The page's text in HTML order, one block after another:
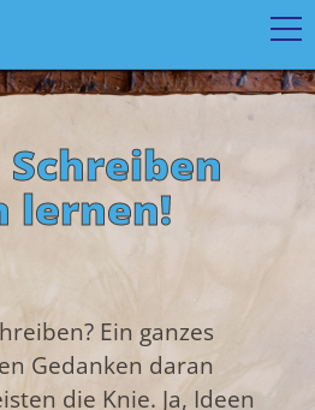
lernen!
Ein ganzes
Gedanken daran
die Knie. Ja, Ideen